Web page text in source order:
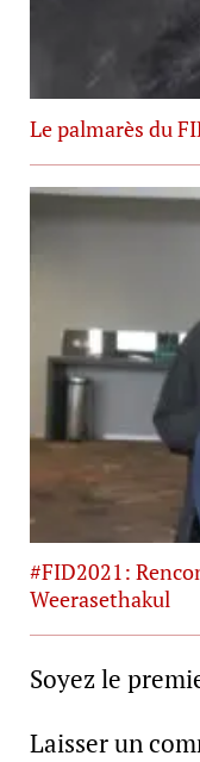
Le palmarès du
#FID2021:
Weerasethakul
Soyez le
Laisser un